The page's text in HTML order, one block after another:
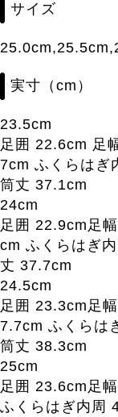
サイズ
実寸（cm）
23.5cm
足囲 22.6cm 足
7cm ふくらはぎ
筒丈 37.1cm
24cm
足囲 22.9cm足
cm ふくらはぎ
丈 37.7cm
24.5cm
足囲 23.3cm足
7.7cm ふくらは
筒丈 38.3cm
25cm
足囲 23.6cm足
ふくらはぎ内周